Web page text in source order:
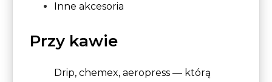
Inne akcesoria
Przy kawie
Drip, chemex, aeropress — którą